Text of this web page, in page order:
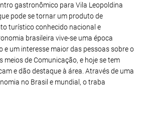
gastronômico para Vila Leopoldina
pode se tornar um produto de
turístico conhecido nacional e
brasileira vive-se uma época
um interesse maior das pessoas sobre o
de Comunicação, e hoje se tem
e dão destaque à área. Através de uma
no Brasil e mundial, o traba